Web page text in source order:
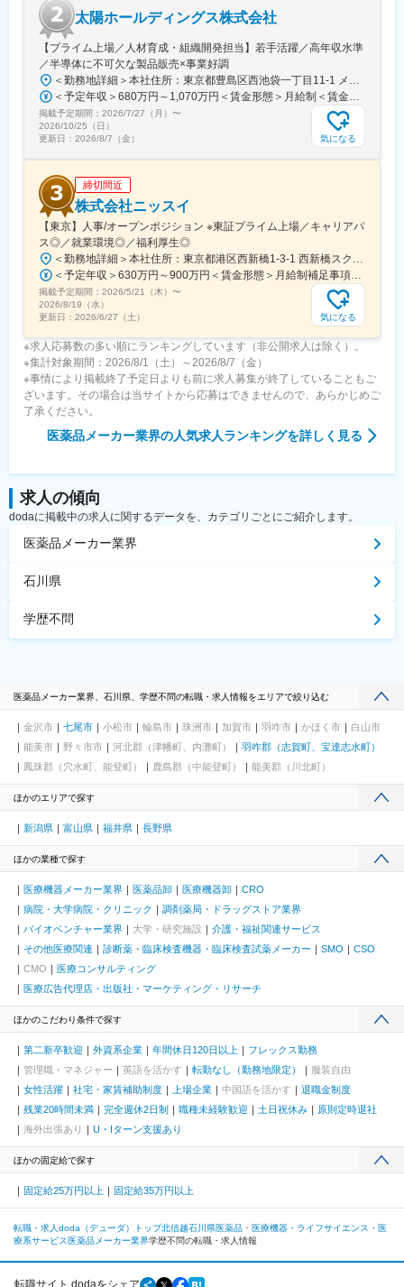
担当顧客ごとに設定された目標（売上、利益）をもとに既存先や
新規先への営業活動を行っています。
目標の達成状況は評価項目の一つですが、達成率以外に、取り組
み内容も踏まえて評価しています。
会社全体としては、個人ごとに目標シートを作成し半期ごとにレ
ビューを行い役員との面談を実施しています。
■組織構成：
12名(40歳～72歳)が在籍しています。
くりを大切にしています。
また、仕事とプライベートの両立を支援し、ワークライフバラン
スを重視した働きやすい職場づくりに努めています。
変更の範囲：会社の定める業務
太陽ホールディングス株式会社
【プライム上場／人材育成・組織開発担当】若手活躍／高年収水準
／半導体に不可欠な製品販売×事業好調
＜勤務地詳細＞本社住所：東京都豊島区西池袋一丁目11-1 メトロポリタンプラザビル16F勤務地最寄駅：各線／池袋駅受動喫煙対策：屋内全面禁煙変更の範囲：会社の定める事業所（リモートワーク含む）
＜予定年収＞680万円～1,070万円＜賃金形態＞月給制＜賃金内訳＞月額（基本給）：335,000円～530,000円＜月給＞335,000円～530,000円＜昇給有無＞有＜残業手当＞有＜給与補足＞※年収概算には想定残業時間20時間分を含む・2025年度 全社平均残業時間：20時間・残業代全額支給（管理監督職については対象外)・賞与6か月分（2025年度実績）賃金はあくまでも目安の金額であり、選考を通じて上下する可能性があります。月給(月額)は固定手当を含めた表記です。
掲載予定期間： 2026/7/27（月） 〜
2026/10/25（日）
更新日： 2026/8/7（金） 気になる
締切間近
株式会社ニッスイ
【東京】人事/オープンポジション ※東証プライム上場／キャリアパ
ス◎／就業環境◎／福利厚生◎
＜勤務地詳細＞本社住所：東京都港区西新橋1-3-1 西新橋スクエア勤務地最寄駅：東京メトロ線／内幸町駅受動喫煙対策：屋内全面禁煙変更の範囲：会社の定める事業所（リモートワーク含む）
＜予定年収＞630万円～900万円＜賃金形態＞月給制補足事項なし＜賃金内訳＞月額（基本給）：330,000円～448,000円＜月給＞330,000円～448,000円＜昇給有無＞有＜残業手当＞有＜給与補足＞※給与詳細は、経験・経歴を考慮のうえ、決定します。■賞与：年2回（6月・12月）※2026年 度見込（ 6.0ヶ月）※時間外、法定外休日勤務をした場合は30%の割増手当支給法定休日勤務の場合は、35%の割増手当支給賃金はあくまでも目安の金額であり、選考を通じて上下する可能性があります。月給(月額)は固定手当を含めた表記です。
掲載予定期間： 2026/5/21（木） 〜
2026/8/19（水）
更新日： 2026/6/27（土） 気になる
※求人応募数の多い順にランキングしています（非公開求人は除く）。
※集計対象期間：2026/8/1（土）～2026/8/7（金）
※事情により掲載終了予定日よりも前に求人募集が終了していることもご
ざいます。その場合は当サイトから応募はできませんので、あらかじめご
了承ください。
医薬品メーカー業界の人気求人ランキングを詳しく見る
求人の傾向
dodaに掲載中の求人に関するデータを、カテゴリごとにご紹介します。
医薬品メーカー業界
石川県
学歴不問
医薬品メーカー業界、石川県、学歴不問の転職・求人情報をエリアで絞り込む
金沢市 七尾市 小松市 輪島市 珠洲市 加賀市 羽咋市 かほく市
白山市
能美市
野々市市 河北郡（津幡町、内灘町）
羽咋郡（志賀町、宝達志水町）
鳳珠郡（穴水町、能登町）
鹿島郡（中能登町） 能美郡（川北町）
ほかのエリアで探す
新潟県 富山県 福井県 長野県
ほかの業種で探す
医療機器メーカー業界 医薬品卸 医療機器卸
CRO
病院・大学病院・クリニック
調剤薬局・ドラッグストア業界
バイオベンチャー業界
大学・研究施設
介護・福祉関連サービス
その他医療関連
診断薬・臨床検査機器・臨床検査試薬メーカー SMO
CSO
CMO
医療コンサルティング
医療広告代理店・出版社・マーケティング・リサーチ
ほかのこだわり条件で探す
第二新卒歓迎 外資系企業 年間休日120日以上
フレックス勤務
管理職・マネジャー
英語を活かす 転勤なし（勤務地限定）
服装自由
女性活躍
社宅・家賃補助制度 上場企業 中国語を活かす
退職金制度
残業20時間未満
完全週休2日制 職種未経験歓迎 土日祝休み
原則定時退社
海外出張あり
U・Iターン支援あり
ほかの固定給で探す
固定給25万円以上 固定給35万円以上
転職・求人doda（デューダ）トップ北信越石川県医薬品・医療機器・ライフサイエンス・医
療系サービス 医薬品メーカー業界学歴不問の転職・求人情報
転職サイト dodaをシェア